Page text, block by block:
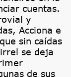
cuentas.
y
Acciona e
sin caídas
se deja
de sus